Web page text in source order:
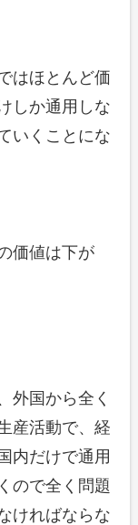
はほとんど価
しか通用しな
いくことにな
価値は下が
外国から全く
産活動で、経
内だけで通用
ので全く問題
ければならな